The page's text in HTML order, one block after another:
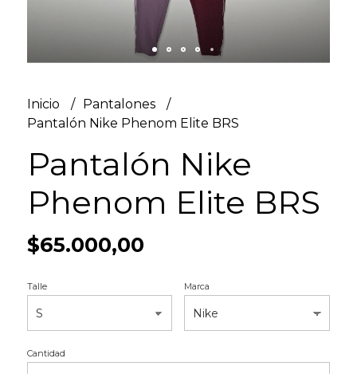
Inicio
Pantalones
Pantalón Nike Phenom Elite BRS
Pantalón Nike
Phenom Elite BRS
$65.000,00
Talle Marca
Cantidad